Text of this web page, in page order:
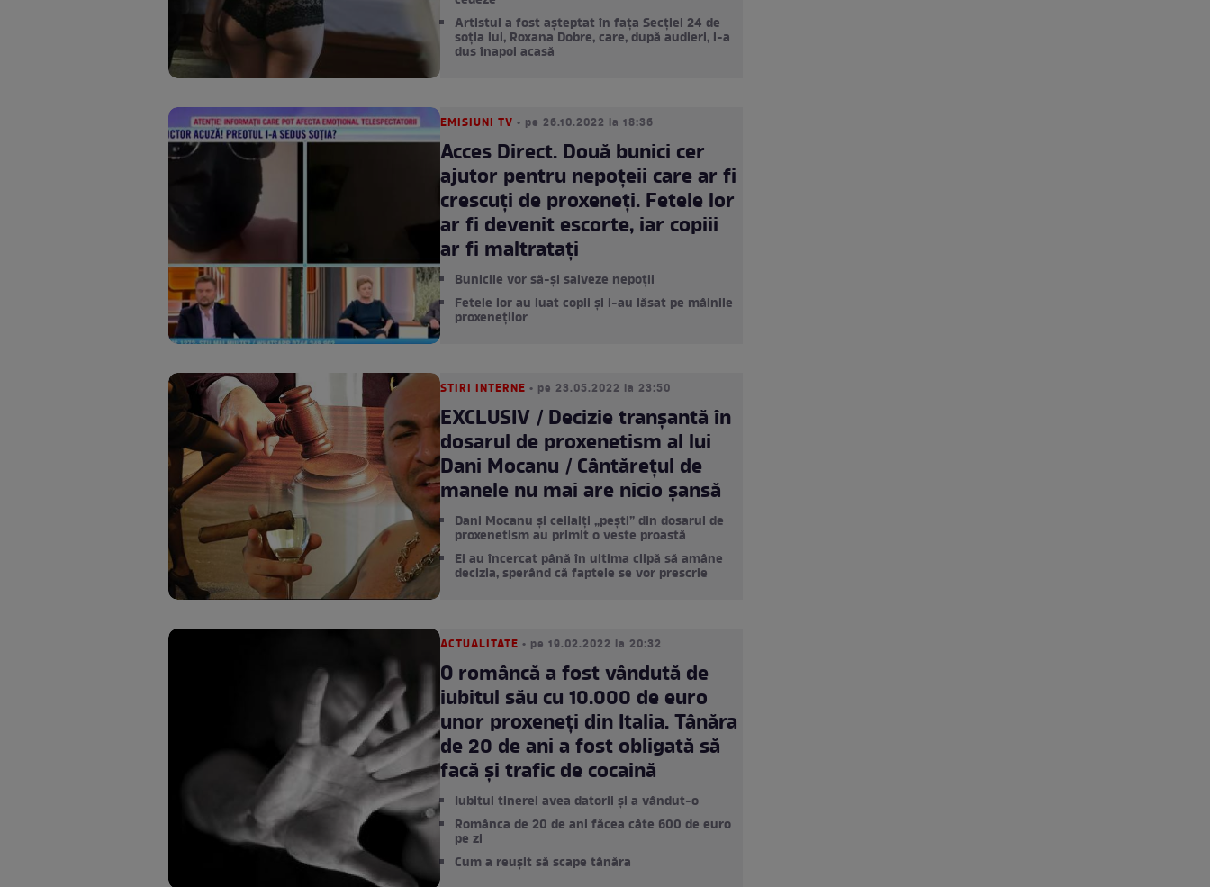
Artistul a fost așteptat în fața Secției 24 de
soția lui, Roxana Dobre, care, după audieri, l-a
dus înapoi acasă
EMISIUNI TV • pe 26.10.2022 la 18:36
Acces Direct. Două bunici cer
ajutor pentru nepoțeii care ar fi
crescuți de proxeneți. Fetele lor
ar fi devenit escorte, iar copiii
ar fi maltratați
Bunicile vor să-și salveze nepoții
Fetele lor au luat copii și i-au lăsat pe mâinile
proxeneților
STIRI INTERNE • pe 23.05.2022 la 23:50
EXCLUSIV / Decizie tranșantă în
dosarul de proxenetism al lui
Dani Mocanu / Cântărețul de
manele nu mai are nicio șansă
Dani Mocanu și ceilalți „pești” din dosarul de
proxenetism au primit o veste proastă
Ei au încercat până în ultima clipă să amâne
decizia, sperând că faptele se vor prescrie
ACTUALITATE • pe 19.02.2022 la 20:32
O româncă a fost vândută de
iubitul său cu 10.000 de euro
unor proxeneți din Italia. Tânăra
de 20 de ani a fost obligată să
facă și trafic de cocaină
Iubitul tinerei avea datorii și a vândut-o
Românca de 20 de ani făcea câte 600 de euro
pe zi
Cum a reușit să scape tânăra